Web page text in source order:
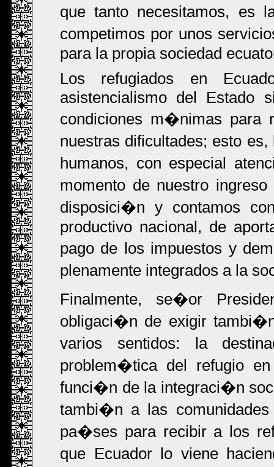
que tanto necesitamos,
competimos por unos
para la propia sociedad
Los refugiados en
asistencialismo del Estado
condiciones m�nimas para
nuestras dificultades; esto
humanos, con especial
momento de nuestro
disposici�n y contamos
productivo nacional, de
pago de los impuestos y
plenamente integrados a la
Finalmente, se�or
obligaci�n de exigir
varios sentidos: la
problem�tica del refugio
funci�n de la integraci�n
tambi�n a las
pa�ses para recibir a los
que Ecuador lo viene